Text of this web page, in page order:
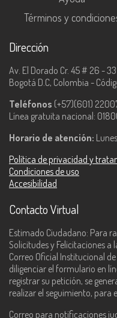
Términos y
Dirección
Av. El Dorado Cr. 45 # 26 - 33
Bogotá D.C, Colombia -
Teléfonos (+57)(601)
Línea gratuita nacional:
Horario de atención:
Política de privacidad y
Condiciones de uso
Accesibilidad
Contacto Virtual
Estimado Ciudadano: Para
Solicitudes y Felicitaciones a
Correo Oficial Institucional de
diligenciar el formulario en
registrar su petición, se
realizar el seguimiento, para
Correo para notificaciones